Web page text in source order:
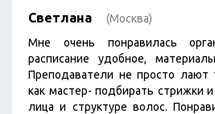
Светлана (Москва)
Мне очень понравилась
расписание удобное,
Преподаватели не просто лают
как мастер- подбирать стрижки
лица и структуре волос.